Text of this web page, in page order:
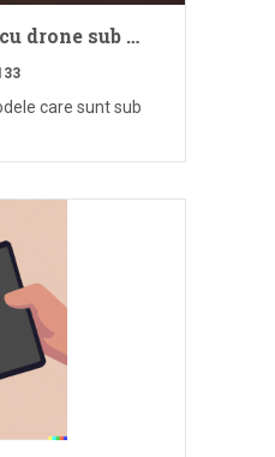
drone sub …
care sunt sub